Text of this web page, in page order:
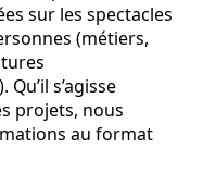
sur les spectacles
(métiers,
s’agisse
projets, nous
au format